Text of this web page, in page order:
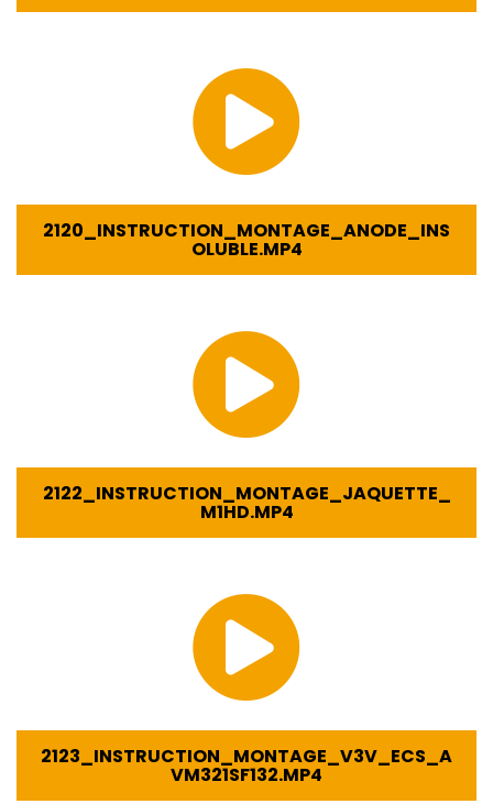
2120_INSTRUCTION_MONTAGE_ANODE_INS
OLUBLE.MP4
2122_INSTRUCTION_MONTAGE_JAQUETTE_
M1HD.MP4
2123_INSTRUCTION_MONTAGE_V3V_ECS_A
VM321SF132.MP4